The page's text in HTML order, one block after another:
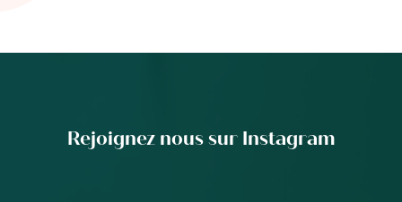
Rejoignez nous sur Instagram